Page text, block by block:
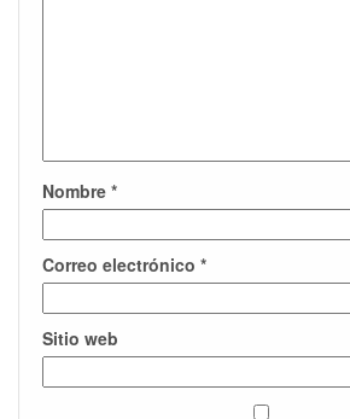
Nombre *
Correo electrónico *
Sitio web